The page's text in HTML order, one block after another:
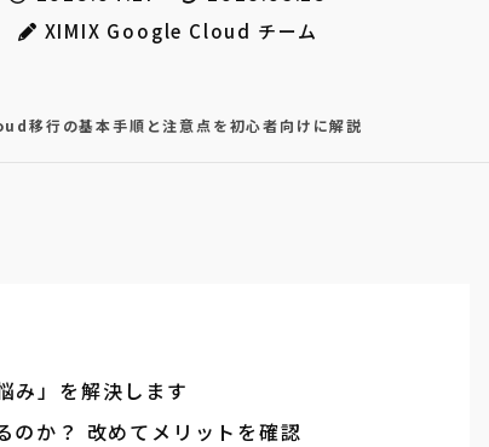
XIMIX Google Cloud チーム
移行の基本手順と注意点を初心者向けに解説
み」を解決します
か？ 改めてメリットを確認